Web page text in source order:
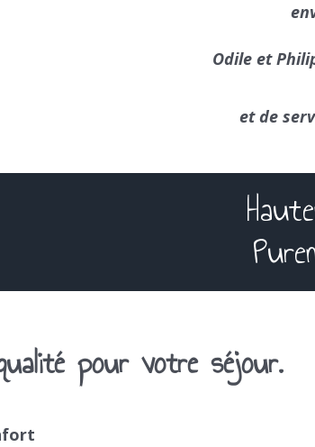
Odile et
et de
pour votre séjour.